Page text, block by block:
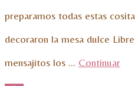
preparamos todas estas
decoraron la mesa dulce
mensajitos los … Continuar